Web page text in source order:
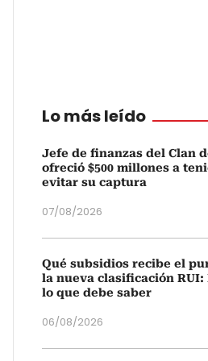
Lo más leído
Jefe de finanzas del Clan
ofreció $500 millones a
evitar su captura
07/08/2026
Qué subsidios recibe el
la nueva clasificación RUI:
lo que debe saber
06/08/2026